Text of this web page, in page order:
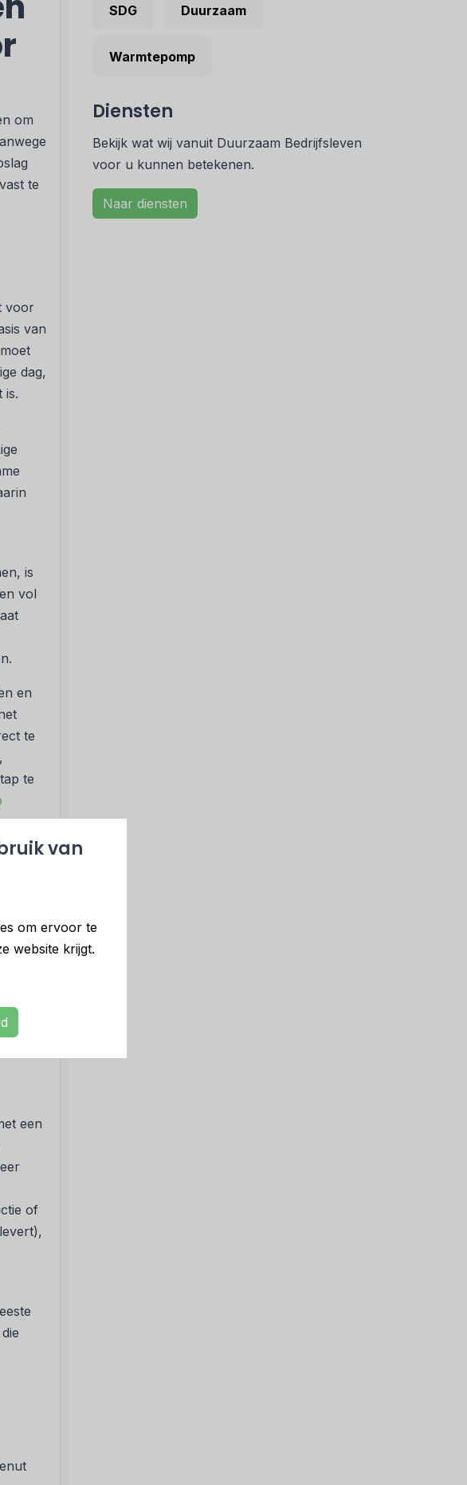
van
om ervoor te
website krijgt.
om
te
voor
van
dag,
is.
is
vol
en
te
te
grillig
ook
een
of
SDG Duurzaam
Warmtepomp
Diensten
Bekijk wat wij vanuit Duurzaam Bedrijfsleven
voor u kunnen betekenen.
Naar diensten